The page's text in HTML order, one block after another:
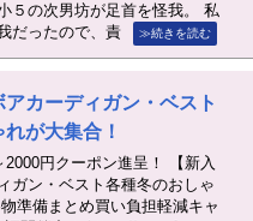
５の次男坊が足首を怪我。 私
だったので、責
≫続きを読む
アカーディガン・ベスト
が大集合！
円クーポン進呈！ 【新入
ガン・ベスト各種冬のおしゃ
準備まとめ買い負担軽減キャ